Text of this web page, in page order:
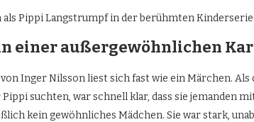
einer außergewöhnlichen
Inger Nilsson liest sich fast wie ein Märchen.
Pippi suchten, war schnell klar, dass sie jemanden
kein gewöhnliches Mädchen. Sie war stark,